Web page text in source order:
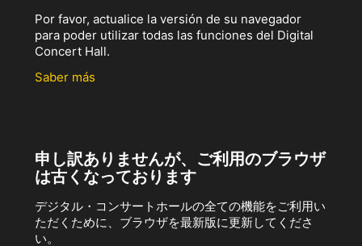
Por favor, actualice la versión de su navegador
para poder utilizar todas las funciones del Digital
Concert Hall.
Saber más
申し訳ありませんが、ご利用のブラウザ
は古くなっております
デジタル・コンサートホールの全ての機能をご利用い
ただくために、ブラウザを最新版に更新してくださ
い。